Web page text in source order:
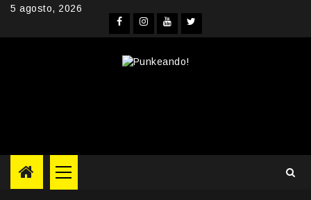
Skip5 agosto, 2026
Facebook
Instagram
YouTube
Twitter
Primary
Menu